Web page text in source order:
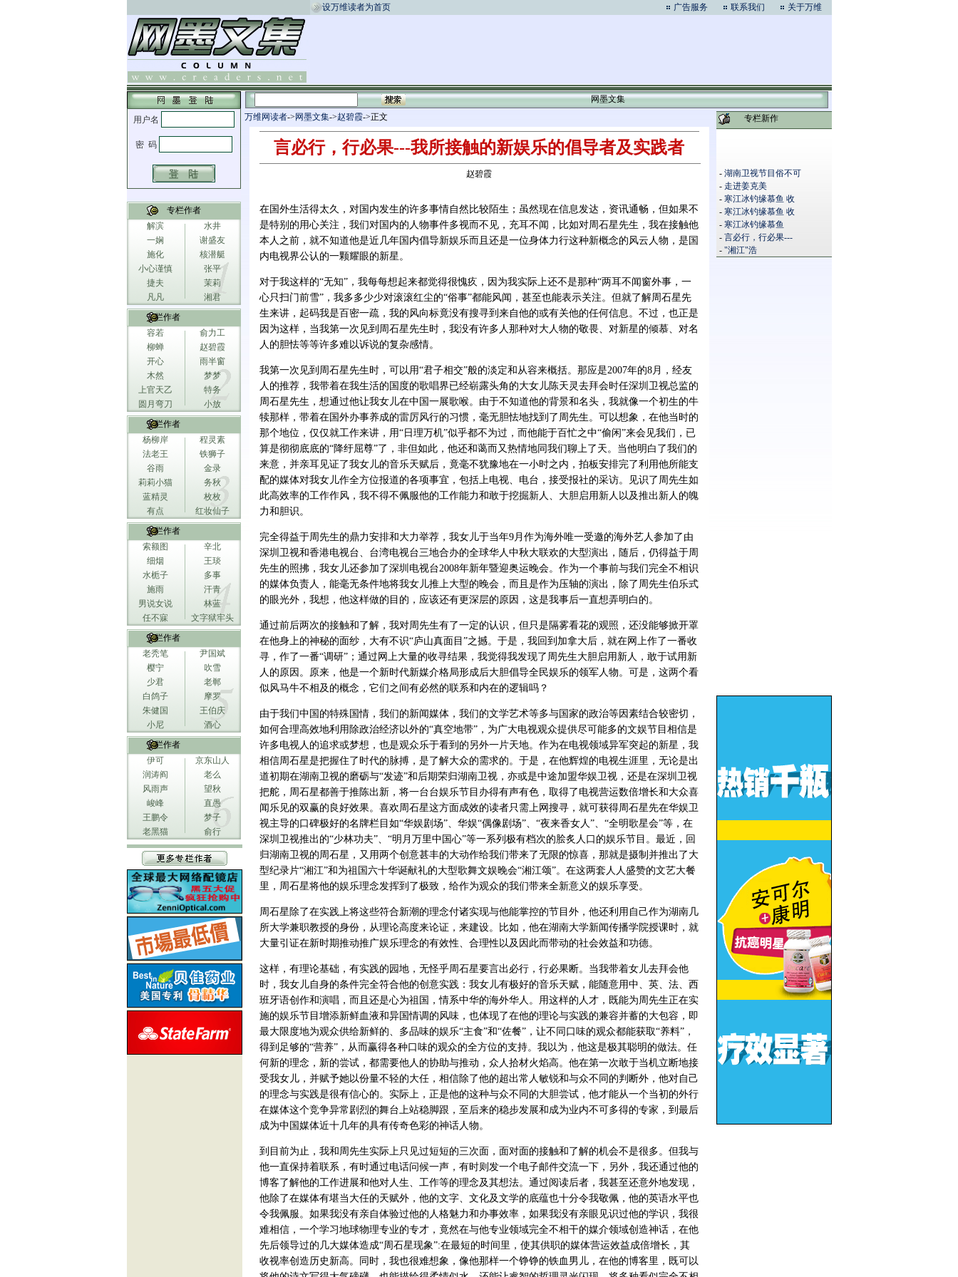
设万维读者为首页 广告服务 联系我们 关于万维
专栏作者
解滨
水井
一娴
谢盛友
施化
核潜艇
小心谨慎
张平
捷夫
茉莉
凡凡
湘君
专栏作者
容若
俞力工
柳蝉
赵碧霞
开心
雨半窗
木然
梦梦
上官天乙
特务
圆月弯刀
小放
专栏作者
杨柳岸
程灵素
法老王
铁狮子
谷雨
金录
莉莉小猫
务秋
蓝精灵
枚枚
有点
红妆仙子
专栏作者
索额图
辛北
细烟
王琰
水栀子
多事
施雨
汗青
男说女说
林蓝
任不寐
文字狱牢头
专栏作者
老秃笔
尹国斌
樱宁
吹雪
少君
老郸
白鸽子
摩罗
朱健国
王伯庆
小尼
酒心
专栏作者
伊可
京东山人
润涛阎
老么
风雨声
望秋
峻峰
直愚
王鹏令
梦子
老黑猫
俞行
网墨文集
万维网读者-> 网墨文集->赵碧霞->正文 专栏新作
- 湖南卫视节目俗不可
- 走进姜克美
- 寒江冰钓缘慕鱼 收
- 寒江冰钓缘慕鱼 收
- 寒江冰钓缘慕鱼
- 言必行，行必果---
- "湘江"浩
言必行，行必果---我所接触的新娱乐的倡导者及实践者
赵碧霞
在国外生活得太久，对国内发生的许多事情自然比较陌生；虽然现在信息发达，资讯通畅，但如果不
是特别的用心关注，我们对国内的人物事件多视而不见，充耳不闻，比如对周石星先生，我在接触他
本人之前，就不知道他是近几年国内倡导新娱乐而且还是一位身体力行这种新概念的风云人物，是国
内电视界公认的一颗耀眼的新星。
对于我这样的“无知”，我每每想起来都觉得很愧疚，因为我实际上还不是那种“两耳不闻窗外事，一
心只扫门前雪”，我多多少少对滚滚红尘的“俗事”都能风闻，甚至也能表示关注。但就了解周石星先
生来讲，起码我是百密一疏，我的风向标竟没有搜寻到来自他的或有关他的任何信息。不过，也正是
因为这样，当我第一次见到周石星先生时，我没有许多人那种对大人物的敬畏、对新星的倾慕、对名
人的胆怯等等许多难以诉说的复杂感情。
我第一次见到周石星先生时，可以用“君子相交”般的淡定和从容来概括。那应是2007年的8月，经友
人的推荐，我带着在我生活的国度的歌唱界已经崭露头角的大女儿陈天灵去拜会时任深圳卫视总监的
周石星先生，想通过他让我女儿在中国一展歌喉。由于不知道他的背景和名头，我就像一个初生的牛
犊那样，带着在国外办事养成的雷厉风行的习惯，毫无胆怯地找到了周先生。可以想象，在他当时的
那个地位，仅仅就工作来讲，用“日理万机”似乎都不为过，而他能于百忙之中“偷闲”来会见我们，已
算是彻彻底底的“降纡屈尊”了，非但如此，他还和蔼而又热情地同我们聊上了天。当他明白了我们的
来意，并亲耳见证了我女儿的音乐天赋后，竟毫不犹豫地在一小时之内，拍板安排完了利用他所能支
配的媒体对我女儿作全方位报道的各项事宜，包括上电视、电台，接受报社的采访。见识了周先生如
此高效率的工作作风，我不得不佩服他的工作能力和敢于挖掘新人、大胆启用新人以及推出新人的魄
力和胆识。
完全得益于周先生的鼎力安排和大力举荐，我女儿于当年9月作为海外唯一受邀的海外艺人参加了由
深圳卫视和香港电视台、台湾电视台三地合办的全球华人中秋大联欢的大型演出，随后，仍得益于周
先生的照拂，我女儿还参加了深圳电视台2008年新年暨迎奥运晚会。作为一个事前与我们完全不相识
的媒体负责人，能毫无条件地将我女儿推上大型的晚会，而且是作为压轴的演出，除了周先生伯乐式
的眼光外，我想，他这样做的目的，应该还有更深层的原因，这是我事后一直想弄明白的。
通过前后两次的接触和了解，我对周先生有了一定的认识，但只是隔雾看花的观照，还没能够掀开罩
在他身上的神秘的面纱，大有不识“庐山真面目”之撼。于是，我回到加拿大后，就在网上作了一番收
寻，作了一番“调研”；通过网上大量的收寻结果，我觉得我发现了周先生大胆启用新人，敢于试用新
人的原因。原来，他是一个新时代新媒介格局形成后大胆倡导全民娱乐的领军人物。可是，这两个看
似风马牛不相及的概念，它们之间有必然的联系和内在的逻辑吗？
由于我们中国的特殊国情，我们的新闻媒体，我们的文学艺术等多与国家的政治等因素结合较密切，
如何合理高效地利用除政治经济以外的“真空地带”，为广大电视观众提供尽可能多的文娱节目相信是
许多电视人的追求或梦想，也是观众乐于看到的另外一片天地。作为在电视领域异军突起的新星，我
相信周石星是把握住了时代的脉搏，是了解大众的需求的。于是，在他辉煌的电视生涯里，无论是出
道初期在湖南卫视的磨砺与“发迹”和后期荣归湖南卫视，亦或是中途加盟华娱卫视，还是在深圳卫视
把舵，周石星都善于推陈出新，将一台台娱乐节目办得有声有色，取得了电视营运数倍增长和大众喜
闻乐见的双赢的良好效果。喜欢周石星这方面成效的读者只需上网搜寻，就可获得周石星先在华娱卫
视主导的口碑极好的名牌栏目如“华娱剧场”、华娱“偶像剧场”、“夜来香女人”、“全明歌星会”等，在
深圳卫视推出的“少林功夫”、“明月万里中国心”等一系列极有档次的脍炙人口的娱乐节目。最近，回
归湖南卫视的周石星，又用两个创意甚丰的大动作给我们带来了无限的惊喜，那就是摄制并推出了大
型纪录片“湘江”和为祖国六十华诞献礼的大型歌舞文娱晚会“湘江颂”。在这两套人人盛赞的文艺大餐
里，周石星将他的娱乐理念发挥到了极致，给作为观众的我们带来全新意义的娱乐享受。
周石星除了在实践上将这些符合新潮的理念付诸实现与他能掌控的节目外，他还利用自己作为湖南几
所大学兼职教授的身份，从理论高度来论证，来建设。比如，他在湖南大学新闻传播学院授课时，就
大量引证在新时期推动推广娱乐理念的有效性、合理性以及因此而带动的社会效益和功德。
这样，有理论基础，有实践的园地，无怪乎周石星要言出必行，行必果断。当我带着女儿去拜会他
时，我女儿自身的条件完全符合他的创意实践：我女儿有极好的音乐天赋，能随意用中、英、法、西
班牙语创作和演唱，而且还是心为祖国，情系中华的海外华人。用这样的人才，既能为周先生正在实
施的娱乐节目增添新鲜血液和异国情调的风味，也体现了在他的理论与实践的兼容并蓄的大包容，即
最大限度地为观众供给新鲜的、多品味的娱乐“主食”和“佐餐”，让不同口味的观众都能获取“养料”，
得到足够的“营养”，从而赢得各种口味的观众的全方位的支持。我以为，他这是极其聪明的做法。任
何新的理念，新的尝试，都需要他人的协助与推动，众人拾材火焰高。他在第一次敢于当机立断地接
受我女儿，并赋予她以份量不轻的大任，相信除了他的超出常人敏锐和与众不同的判断外，他对自己
的理念与实践是很有信心的。实际上，正是他的这种与众不同的大胆尝试，他才能从一个当初的外行
在媒体这个竞争异常剧烈的舞台上站稳脚跟，至后来的稳步发展和成为业内不可多得的专家，到最后
成为中国媒体近十几年的具有传奇色彩的神话人物。
到目前为止，我和周先生实际上只见过短短的三次面，面对面的接触和了解的机会不是很多。但我与
他一直保持着联系，有时通过电话问候一声，有时则发一个电子邮件交流一下，另外，我还通过他的
博客了解他的工作进展和他对人生、工作等的理念及其想法。通过阅读后者，我甚至还意外地发现，
他除了在媒体有堪当大任的天赋外，他的文字、文化及文学的底蕴也十分令我敬佩，他的英语水平也
令我佩服。如果我没有亲自体验过他的人格魅力和办事效率，如果我没有亲眼见识过他的学识，我很
难相信，一个学习地球物理专业的专才，竟然在与他专业领域完全不相干的媒介领域创造神话，在他
先后领导过的几大媒体造成“周石星现象”:在最短的时间里，使其供职的媒体营运效益成倍增长，其
收视率创造历史新高。同时，我也很难想象，像他那样一个铮铮的铁血男儿，在他的博客里，既可以